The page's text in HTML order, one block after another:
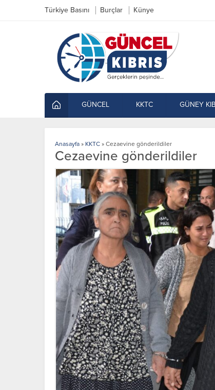
Türkiye Basını Burçlar Künye
GÜNCEL KKTC GÜNEY
Anasayfa » KKTC » Cezaevine gönderildiler
Cezaevine gönderildiler